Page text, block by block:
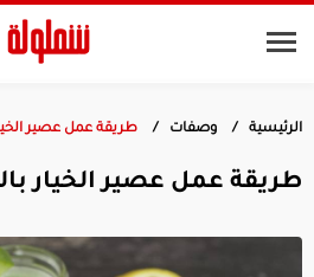
الرئيسية وصفات طريقة عمل عصير
طريقة عمل عصير الخيار